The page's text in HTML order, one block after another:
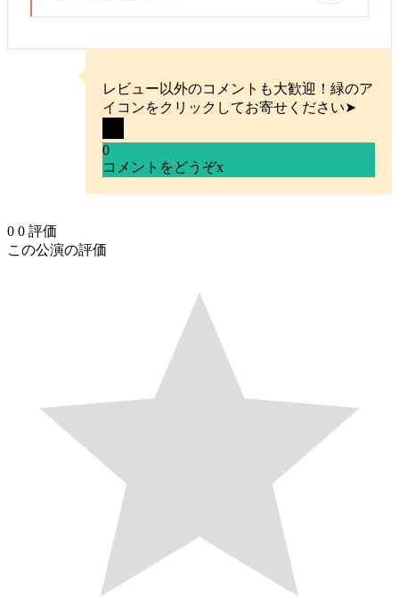
レビュー以外のコメントも大歓迎！緑のア
イコンをクリックしてお寄せください➤
0
コメントをどうぞx
0 0 評価
この公演の評価